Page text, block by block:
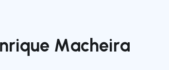
Macheira